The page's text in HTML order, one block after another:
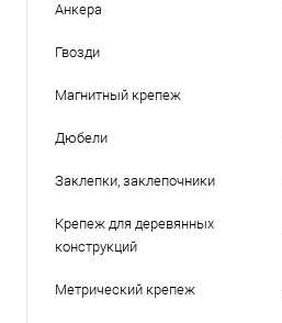
Анкера
Гвозди
Магнитный крепеж
Дюбели
Заклепки, заклепочники
Крепеж для деревянных
конструкций
Метрический крепеж